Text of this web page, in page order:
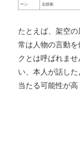
ーン
る技術
たとえば、架空
常は人物の言動
クとは呼ばれま
い、本人が話し
当たる可能性が高